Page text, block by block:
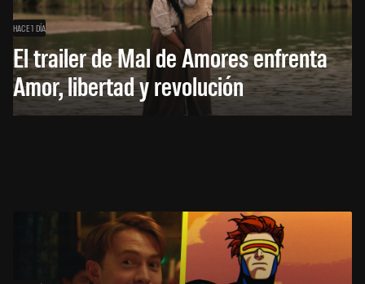
HACE 1 DÍA
El trailer de Mal de Amores enfrenta
Amor, libertad y revolución